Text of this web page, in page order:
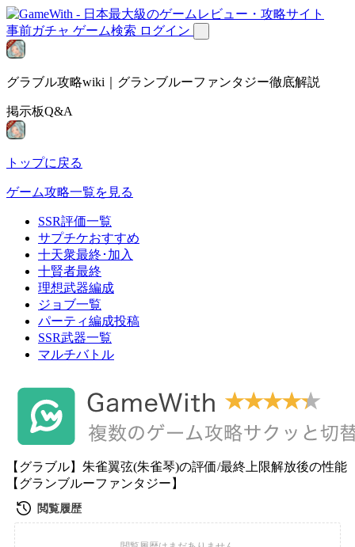
事前ガチャ ゲーム検索 ログイン
グラブル攻略wiki｜グランブルーファンタジー徹底解説
掲示板Q&A
トップに戻る
ゲーム攻略一覧を見る
SSR評価一覧
サプチケおすすめ
十天衆最終･加入
十賢者最終
理想武器編成
ジョブ一覧
パーティ編成投稿
SSR武器一覧
マルチバトル
【グラブル】朱雀翼弦(朱雀琴)の評価/最終上限解放後の性能
【グランブルーファンタジー】